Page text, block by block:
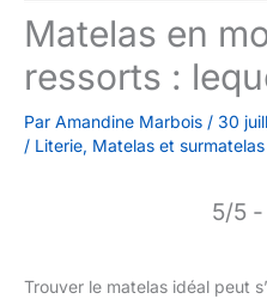
Matelas en
ressorts :
Par Amandine Marbois / 30
/ Literie, Matelas et surmatelas
5/5
Trouver le matelas idéal peut